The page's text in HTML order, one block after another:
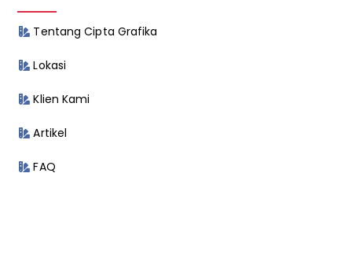
Tentang Cipta Grafika
Lokasi
Klien Kami
Artikel
FAQ